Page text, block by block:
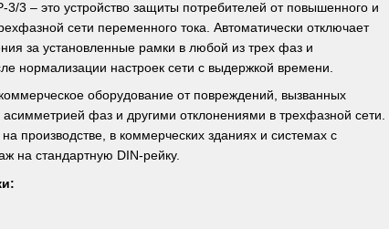
3/3 – это устройство защиты потребителей от повышенного и
сети переменного тока. Автоматически отключает
за установленные рамки в любой из трех фаз и
нормализации настроек сети с выдержкой времени.
оборудование от повреждений, вызванных
фаз и другими отклонениями в трехфазной сети.
производстве, в коммерческих зданиях и системах с
на стандартную DIN-рейку.